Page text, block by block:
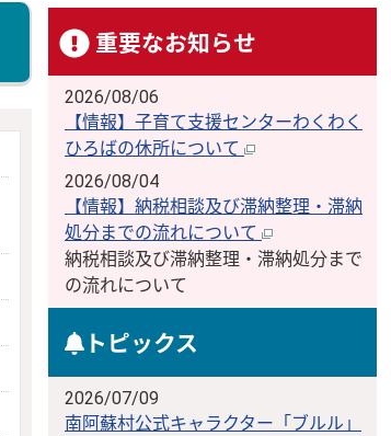
重要なお知らせ
2026/08/06
【情報】子育て支援センターわくわく
ひろばの休所について
2026/08/04
【情報】納税相談及び滞納整理・滞納
処分までの流れについて
納税相談及び滞納整理・滞納処分まで
の流れについて
トピックス
2026/07/09
南阿蘇村公式キャラクター「ブルル」